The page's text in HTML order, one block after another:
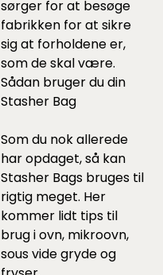
sørger for at besøge
fabrikken for at sikre
sig at forholdene er,
som de skal være.
Sådan bruger du din
Stasher Bag
Som du nok allerede
har opdaget, så kan
Stasher Bags bruges til
rigtig meget. Her
kommer lidt tips til
brug i ovn, mikroovn,
sous vide gryde og